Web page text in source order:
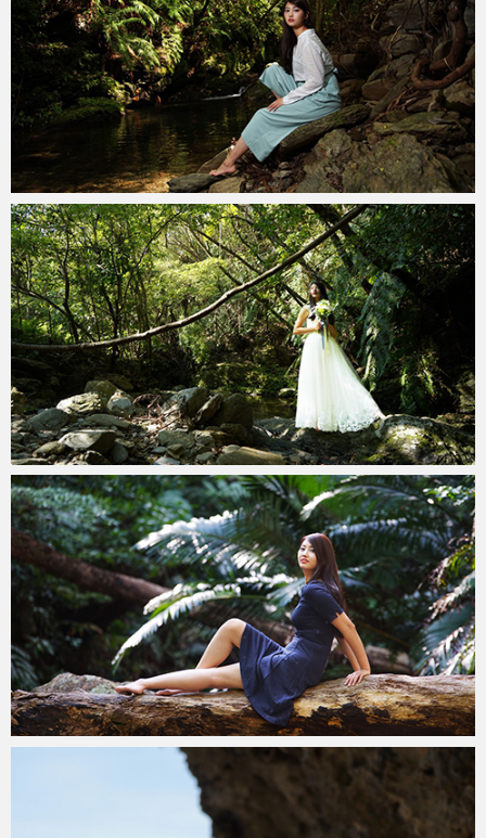
teru 2020年2月20日
teru 2020年2月15日
2020年2月11日